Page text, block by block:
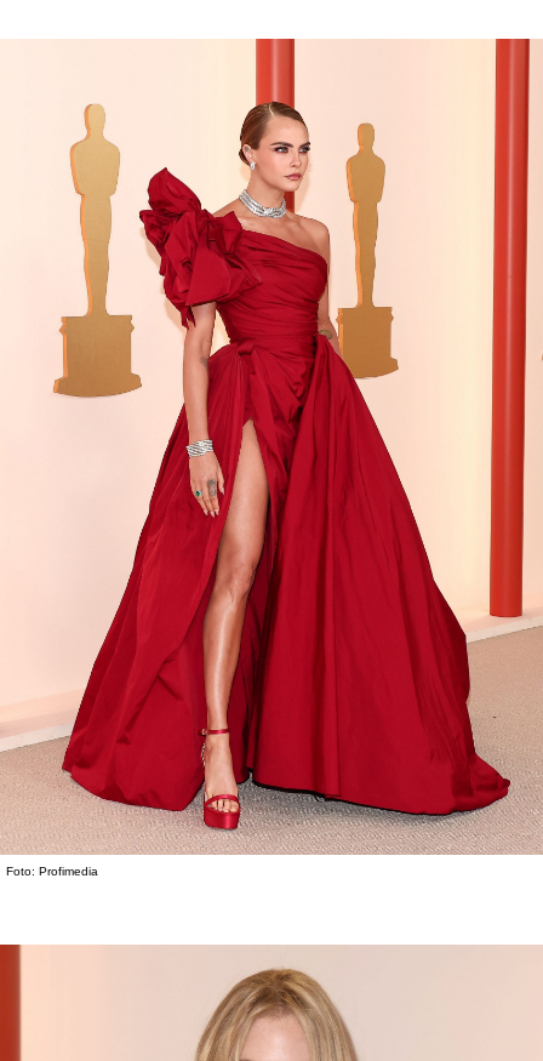
Foto: Profimedia